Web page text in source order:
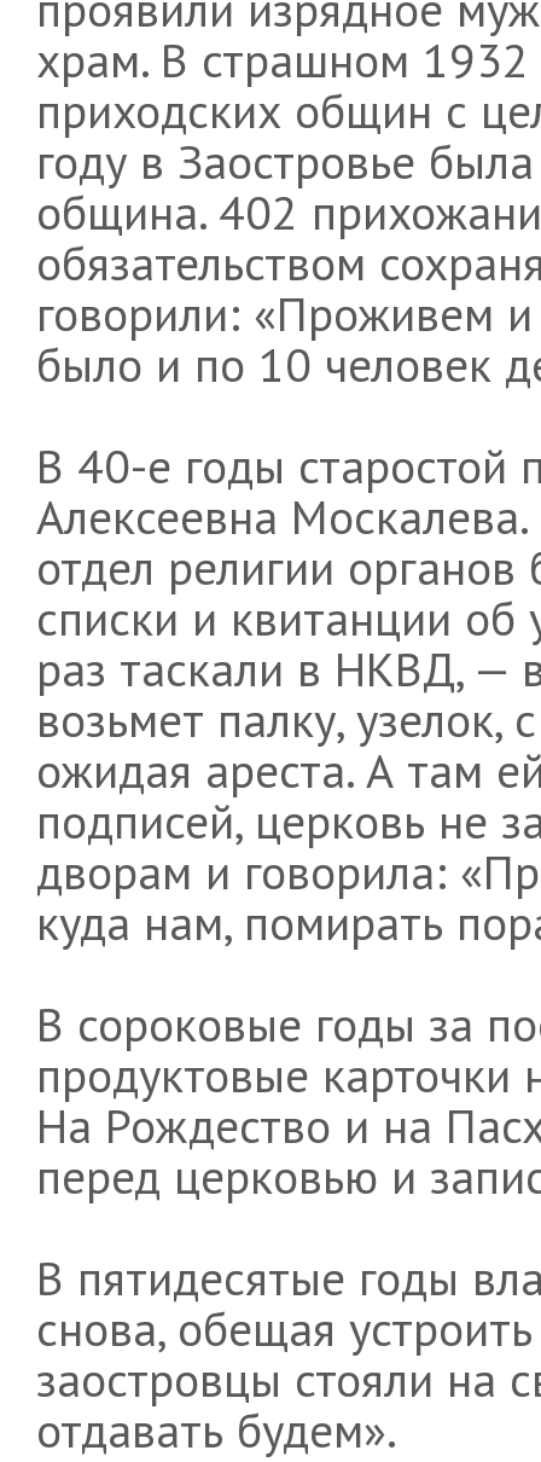
храм. В страшном 1932
приходских общин с
году в Заостровье
община. 402
обязательством
говорили: «Проживем
было и по 10 человек
В 40-е годы
Алексеевна
отдел религии органов
списки и квитанции об
раз таскали в НКВД, —
возьмет палку,
ожидая ареста. А там
подписей, церковь не
дворам и говорила:
куда нам, помирать
В сороковые годы за
продуктовые карточки
На Рождество и на
перед церковью и
В пятидесятые годы
снова, обещая
заостровцы стояли
отдавать будем».